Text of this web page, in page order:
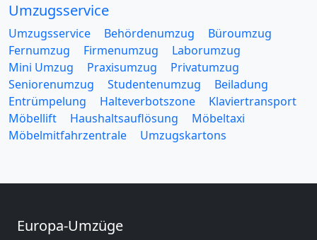
Umzugsservice
Umzugsservice Behördenumzug
Büroumzug
Fernumzug
Firmenumzug
Laborumzug
Mini Umzug
Praxisumzug
Privatumzug
Seniorenumzug
Studentenumzug
Beiladung
Entrümpelung
Halteverbotszone
Klaviertransport
Möbellift
Haushaltsauflösung
Möbeltaxi
Möbelmitfahrzentrale
Umzugskartons
Europa-Umzüge